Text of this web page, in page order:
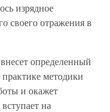
изрядное
своего отражения в
определенный
методики
и окажет
на